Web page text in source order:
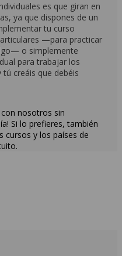
es que giran en
ya que dispones de un
tu curso
—para practicar
o simplemente
para trabajar los
creáis que debéis
nosotros sin
Si lo prefieres, también
cursos y los países de